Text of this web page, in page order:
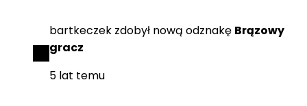
bartkeczek zdobył nową odznakę Brązowy
gracz
5 lat temu